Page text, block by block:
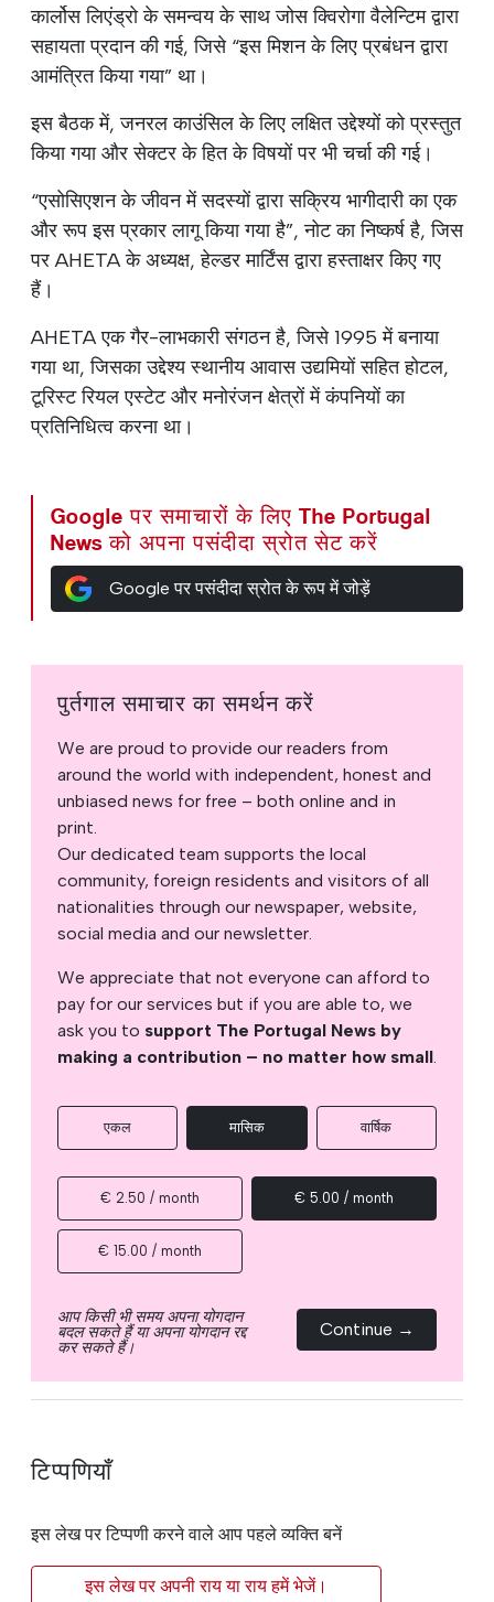
कार्लोस लिएंड्रो के समन्वय के साथ जोस क्विरोगा वैलेन्टिम द्वारा
सहायता प्रदान की गई, जिसे “इस मिशन के लिए प्रबंधन द्वारा
आमंत्रित किया गया” था।
इस बैठक में, जनरल काउंसिल के लिए लक्षित उद्देश्यों को प्रस्तुत
किया गया और सेक्टर के हित के विषयों पर भी चर्चा की गई।
“एसोसिएशन के जीवन में सदस्यों द्वारा सक्रिय भागीदारी का एक
और रूप इस प्रकार लागू किया गया है”, नोट का निष्कर्ष है, जिस
पर AHETA के अध्यक्ष, हेल्डर मार्टिंस द्वारा हस्ताक्षर किए गए
हैं।
AHETA एक गैर-लाभकारी संगठन है, जिसे 1995 में बनाया
गया था, जिसका उद्देश्य स्थानीय आवास उद्यमियों सहित होटल,
टूरिस्ट रियल एस्टेट और मनोरंजन क्षेत्रों में कंपनियों का
प्रतिनिधित्व करना था।
Google पर समाचारों के लिए The Portugal
News को अपना पसंदीदा स्रोत सेट करें
Google पर पसंदीदा स्रोत के रूप में जोड़ें
पुर्तगाल समाचार का समर्थन करें
We are proud to provide our readers from
around the world with independent, honest and
unbiased news for free – both online and in
print.
Our dedicated team supports the local
community, foreign residents and visitors of all
nationalities through our newspaper, website,
social media and our newsletter.
We appreciate that not everyone can afford to
pay for our services but if you are able to, we
ask you to support The Portugal News by
making a contribution – no matter how small.
एकल मासिक वार्षिक
€ 2.50 / month € 5.00 / month
€ 15.00 / month
आप किसी भी समय अपना योगदान
बदल सकते हैं या अपना योगदान रद्द
कर सकते हैं।
Continue →
टिप्पणियाँ
इस लेख पर टिप्पणी करने वाले आप पहले व्यक्ति बनें
इस लेख पर अपनी राय या राय हमें भेजें।